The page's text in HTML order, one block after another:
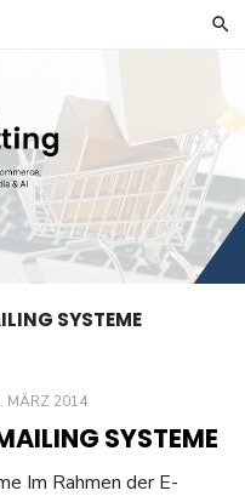
SYSTEME
MÄRZ 2014
SYSTEME
Im Rahmen der E-